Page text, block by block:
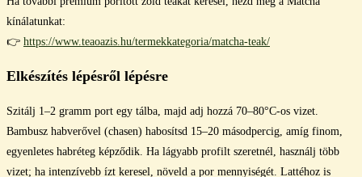
kínálatunkat:
👉 https://www.teaoazis.hu/termekkategoria/matcha-teak/
Elkészítés lépésről lépésre
Szitálj 1–2 gramm port egy tálba, majd adj hozzá 70–80°C-os vizet.
Bambusz habverővel (chasen) habosítsd 15–20 másodpercig, amíg finom,
egyenletes habréteg képződik. Ha lágyabb profilt szeretnél, használj több
vizet; ha intenzívebb ízt keresel, növeld a por mennyiségét. Lattéhoz is